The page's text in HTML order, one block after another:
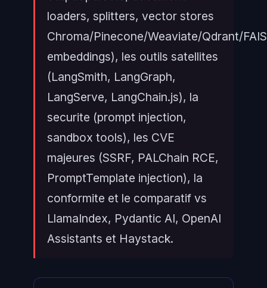
loaders, splitters, vector stores
Chroma/Pinecone/Weaviate/Qdrant/
embeddings), les outils satellites
(LangSmith, LangGraph,
LangServe, LangChain.js), la
securite (prompt injection,
sandbox tools), les CVE
majeures (SSRF, PALChain RCE,
PromptTemplate injection), la
conformite et le comparatif vs
LlamaIndex, Pydantic AI, OpenAI
Assistants et Haystack.